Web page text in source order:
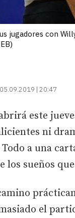
jugadores con
05.09.2019 | 20:47
este
ni
a una
los sueños
el